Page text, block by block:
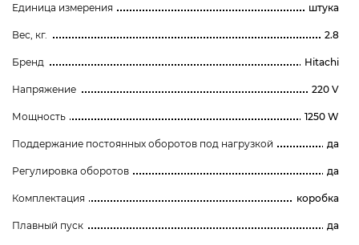
Единица измерения штука
Вес, кг. 2.8
Бренд Hitachi
Напряжение 220 V
Мощность 1250 W
Поддержание постоянных оборотов под нагрузкой да
Регулировка оборотов да
Комплектация коробка
Плавный пуск да